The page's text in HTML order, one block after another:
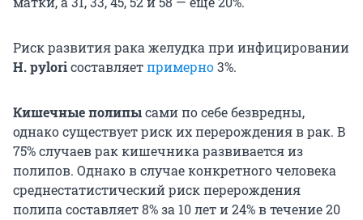
Риск развития рака желудка при инфицировании
H. pyloriсоставляетпримерно3%.
Кишечные полипысами по себе безвредны,
однако существует риск их перерождения в рак. В
75% случаев рак кишечника развивается из
полипов. Однако в случае конкретного человека
среднестатистический риск перерождения
полипа составляет 8% за 10 лет и 24% в течение 20